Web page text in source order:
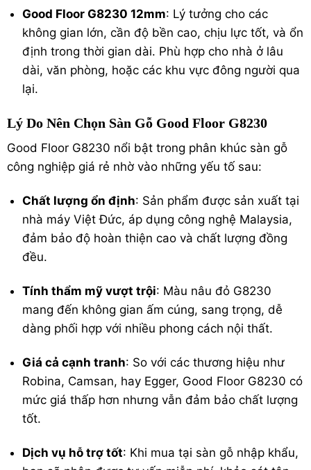
Good Floor G8230 12mm: Lý tưởng cho các
không gian lớn, cần độ bền cao, chịu lực tốt, và ổn
định trong thời gian dài. Phù hợp cho nhà ở lâu
dài, văn phòng, hoặc các khu vực đông người qua
lại.
Lý Do Nên Chọn Sàn Gỗ Good Floor G8230
Good Floor G8230 nổi bật trong phân khúc sàn gỗ
công nghiệp giá rẻ nhờ vào những yếu tố sau:
Chất lượng ổn định: Sản phẩm được sản xuất tại
nhà máy Việt Đức, áp dụng công nghệ Malaysia,
đảm bảo độ hoàn thiện cao và chất lượng đồng
đều.
Tính thẩm mỹ vượt trội: Màu nâu đỏ G8230
mang đến không gian ấm cúng, sang trọng, dễ
dàng phối hợp với nhiều phong cách nội thất.
Giá cả cạnh tranh: So với các thương hiệu như
Robina, Camsan, hay Egger, Good Floor G8230 có
mức giá thấp hơn nhưng vẫn đảm bảo chất lượng
tốt.
Dịch vụ hỗ trợ tốt: Khi mua tại sàn gỗ nhập khẩu,